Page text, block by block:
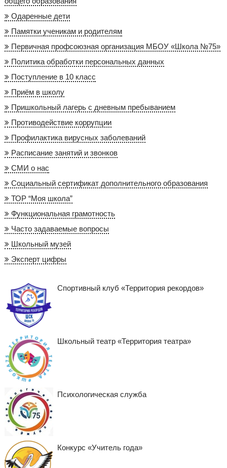
Одаренные дети
Памятки ученикам и родителям
Первичная профсоюзная организация МБОУ «Школа №75»
Политика обработки персональных данных
Поступление в 10 класс
Приём в школу
Пришкольный лагерь с дневным пребыванием
Противодействие коррупции
Профилактика вирусных заболеваний
Расписание занятий и звонков
СМИ о нас
Социальный сертификат дополнительного образования
ТОР “Моя школа”
Функциональная грамотность
Часто задаваемые вопросы
Школьный музей
Эксперт цифры
Спортивный клуб «Территория рекордов»
Школьный театр «Территория театра»
Психологическая служба
Конкурс «Учитель года»